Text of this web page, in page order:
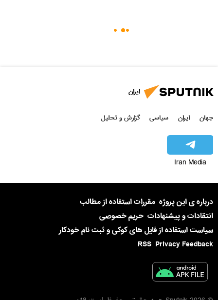
ایران
جهان ایران سیاسی گزارش و تحلیل
Iran Media
درباره ی این پروژه مقررات استفاده از مطالب
انتقادات و پیشنهادات حریم خصوصی
سیاست استفاده از فایل های کوکی و ثبت نام خودکار
Privacy Feedback
RSS